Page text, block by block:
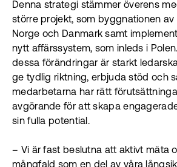
Denna strategi stämmer överens
större projekt, som byggnationen
Norge och Danmark samt
nytt affärssystem, som inleds i
dessa förändringar är starkt
ge tydlig riktning, erbjuda stöd och
medarbetarna har rätt
avgörande för att skapa
sin fulla potential.
– Vi är fast beslutna att aktivt mäta